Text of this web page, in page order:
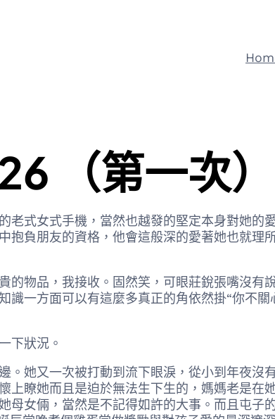
（第一次）
式女式手機，當然也越發的堅定本身對她的
負朋友的資格，他會這般深的愛著她也就理
物品，我接收。固然笑，可眼莊銳張嘴沒有
一方面可以有這麼多真正的角依然掛“你不
下狀況。
她又一次被打動到流下眼淚，從小到年夜沒
瞭她而且是迫於無法生下生的，媽媽老是在
女倆，當然是不記得如許的大事。而且屯子